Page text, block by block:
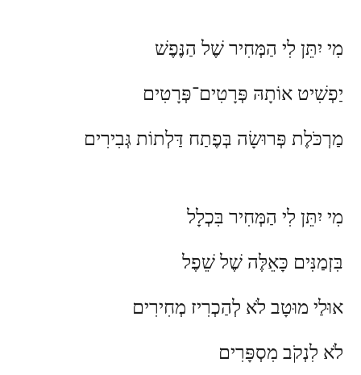
מִי יִתֵּן לִי הַמְּחִיר שֶׁל הַנֶּפֶשׁ
יַפְשִׁיט אוֹתָהּ פְּרָטִים־פְּרָטִים
מַרְכֹּלֶת פְּרוּשָׂה בְּפֶתַח דַּלְתוֹת גְּבִירִים
מִי יִתֵּן לִי הַמְּחִיר בִּכְלָל
בִּזְמַנִּים כָּאֵלֶּה שֶׁל שֵׁפֶל
אוּלַי מוּטָב לֹא לְהַכְרִיז מְחִירִים
לֹא לִנְקֹב מִסְפָּרִים